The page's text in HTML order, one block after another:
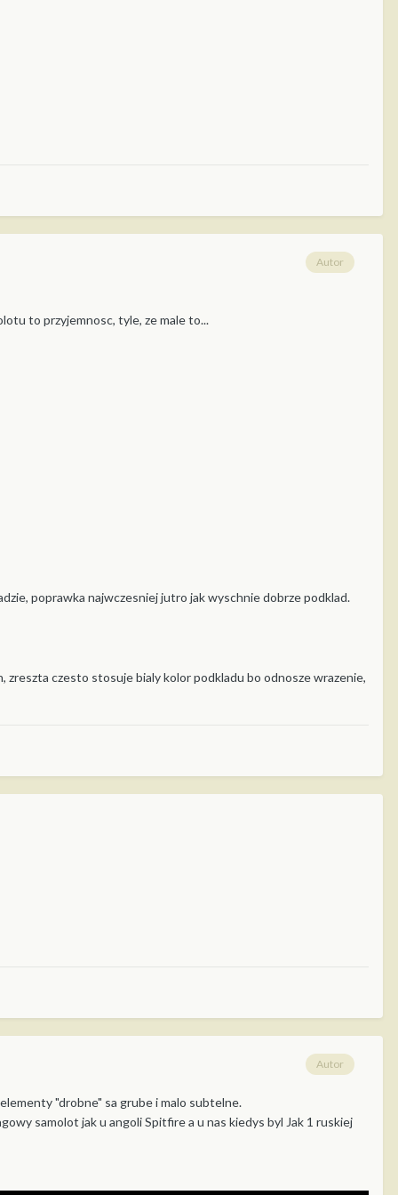
Autor
to przyjemnosc, tyle, ze male to...
poprawka najwczesniej jutro jak wyschnie dobrze podklad.
zreszta czesto stosuje bialy kolor podkladu bo odnosze wrazenie,
Autor
"drobne" sa grube i malo subtelne.
samolot jak u angoli Spitfire a u nas kiedys byl Jak 1 ruskiej